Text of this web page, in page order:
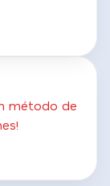
método de